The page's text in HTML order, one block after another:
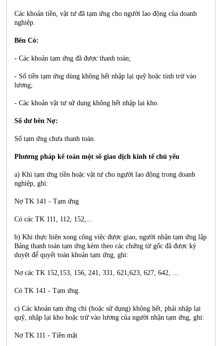
Các khoản tiền, vật tư đã tạm ứng cho người lao động của doanh
nghiệp.
Bên Có:
- Các khoản tạm ứng đã được thanh toán;
- Số tiền tạm ứng dùng không hết nhập lại quỹ hoặc tính trừ vào
lương;
- Các khoản vật tư sử dụng không hết nhập lại kho.
Số dư bên Nợ:
Số tạm ứng chưa thanh toán.
Phương pháp kế toán một số giao dịch kinh tế chủ yếu
a) Khi tạm ứng tiền hoặc vật tư cho người lao động trong doanh
nghiệp, ghi:
Nợ TK 141 - Tạm ứng
Có các TK 111, 112, 152,...
b) Khi thực hiện xong công việc được giao, người nhận tạm ứng lập
Bảng thanh toán tạm ứng kèm theo các chứng từ gốc đã được ký
duyệt để quyết toán khoản tạm ứng, ghi:
Nợ các TK 152,153, 156, 241, 331, 621,623, 627, 642, ...
Có TK 141 - Tạm ứng.
c) Các khoản tạm ứng chi (hoặc sử dụng) không hết, phải nhập lại
quỹ, nhập lại kho hoặc trừ vào lương của người nhận tạm ứng, ghi:
Nợ TK 111 - Tiền mặt